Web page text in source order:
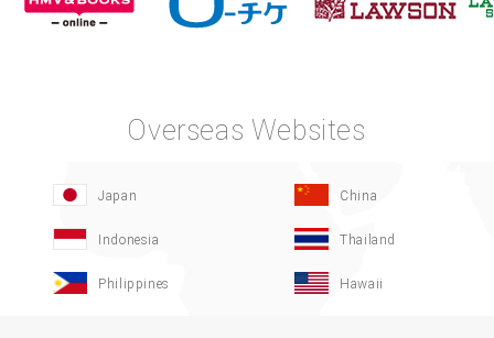
Overseas Websites
Japan China
Indonesia Thailand
Philippines Hawaii